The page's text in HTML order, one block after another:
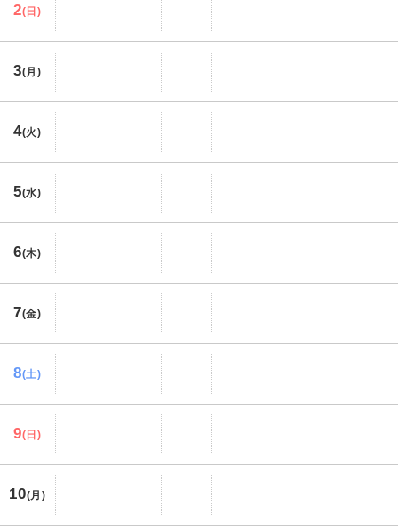
2(日)
3(月)
4(火)
5(水)
6(木)
7(金)
8(土)
9(日)
10(月)